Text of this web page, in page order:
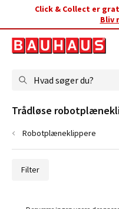
Click & Collect er
Bliv
Hvad søger du?
Filter
Trådløse
Robotplæneklippere